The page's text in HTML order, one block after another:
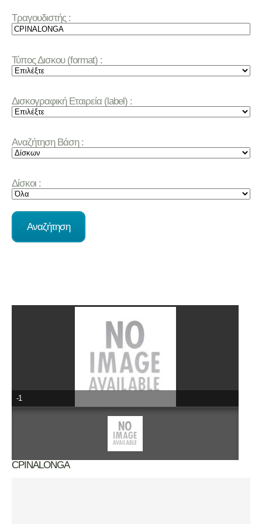
Τραγουδιστής :
Τύπος Δισκου (format) :
Δισκογραφική Εταιρεία (label) :
Αναζήτηση Βάση :
Δίσκοι :
-1
CPINALONGA